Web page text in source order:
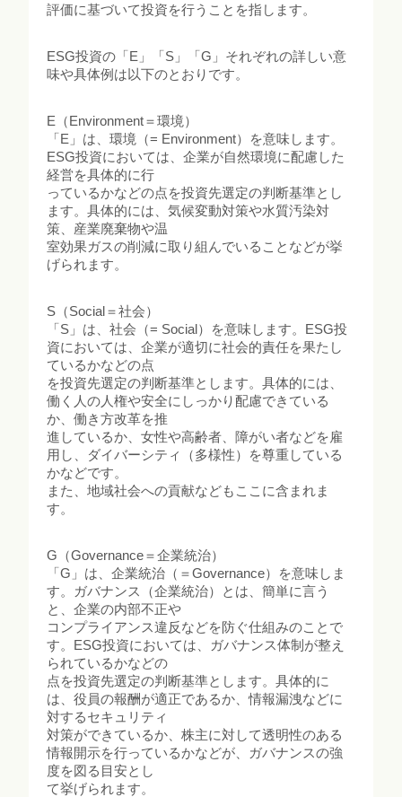
評価に基づいて投資を行うことを指します。
ESG投資の「E」「S」「G」それぞれの詳しい意
味や具体例は以下のとおりです。
E（Environment＝環境）
「E」は、環境（= Environment）を意味します。
ESG投資においては、企業が自然環境に配慮した
経営を具体的に行
っているかなどの点を投資先選定の判断基準とし
ます。具体的には、気候変動対策や水質汚染対
策、産業廃棄物や温
室効果ガスの削減に取り組んでいることなどが挙
げられます。
S（Social＝社会）
「S」は、社会（= Social）を意味します。ESG投
資においては、企業が適切に社会的責任を果たし
ているかなどの点
を投資先選定の判断基準とします。具体的には、
働く人の人権や安全にしっかり配慮できている
か、働き方改革を推
進しているか、女性や高齢者、障がい者などを雇
用し、ダイバーシティ（多様性）を尊重している
かなどです。
また、地域社会への貢献などもここに含まれま
す。
G（Governance＝企業統治）
「G」は、企業統治（＝Governance）を意味しま
す。ガバナンス（企業統治）とは、簡単に言う
と、企業の内部不正や
コンプライアンス違反などを防ぐ仕組みのことで
す。ESG投資においては、ガバナンス体制が整え
られているかなどの
点を投資先選定の判断基準とします。具体的に
は、役員の報酬が適正であるか、情報漏洩などに
対するセキュリティ
対策ができているか、株主に対して透明性のある
情報開示を行っているかなどが、ガバナンスの強
度を図る目安とし
て挙げられます。